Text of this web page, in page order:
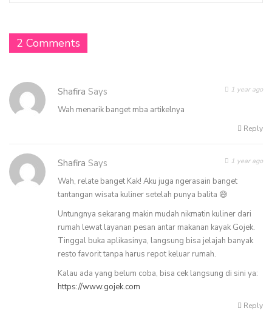
2 Comments
Shafira Says 1 year ago
Wah menarik banget mba artikelnya
Reply
Shafira Says 1 year ago
Wah, relate banget Kak! Aku juga ngerasain banget
tantangan wisata kuliner setelah punya balita 😅
Untungnya sekarang makin mudah nikmatin kuliner dari
rumah lewat layanan pesan antar makanan kayak Gojek.
Tinggal buka aplikasinya, langsung bisa jelajah banyak
resto favorit tanpa harus repot keluar rumah.
Kalau ada yang belum coba, bisa cek langsung di sini ya:
https://www.gojek.com
Reply